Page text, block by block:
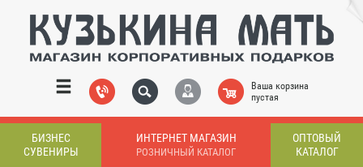
Ваша корзина
пустая
БИЗНЕС
СУВЕНИРЫ
ИНТЕРНЕТ МАГАЗИН
РОЗНИЧНЫЙ КАТАЛОГ
ОПТОВЫЙ
КАТАЛОГ